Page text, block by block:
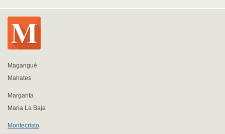
Magangué
Mahates
Margarita
Maria La Baja
Montecristo